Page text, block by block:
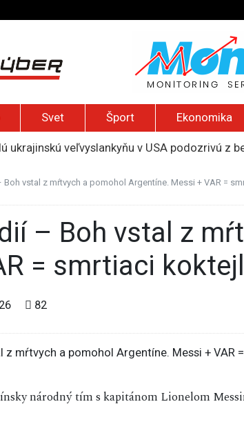
Svet Šport Ekonomika
ukrajinskú veľvyslankyňu v USA podozrivú z
rozšíril možnosti náboru do armády aj pre
Boh vstal z mŕtvych a pomohol Argentíne. Messi + VAR =
= smrtiaci koktejl
82
národný tím s kapitánom Lionelom